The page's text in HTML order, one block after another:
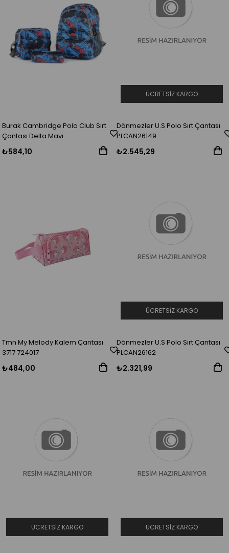
Burak Cambridge Polo Club Sırt
Çantası Delta Mavi
₺584,10
Dönmezler U.S Polo Sırt Çantası
PLCAN26149
₺2.545,29
ÜCRETSIZ KARGO
Tmn My Melody Kalem Çantası
3717 724017
₺484,00
Dönmezler U.S Polo Sırt Çantası
PLCAN26162
₺2.321,99
ÜCRETSIZ KARGO
ÜCRETSIZ KARGO ÜCRETSIZ KARGO